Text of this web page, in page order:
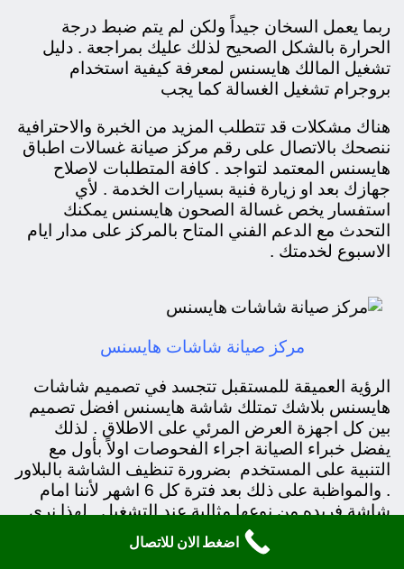
ربما يعمل السخان جيداً ولكن لم يتم ضبط درجة
الحرارة بالشكل الصحيح لذلك عليك بمراجعة . دليل
تشغيل المالك هايسنس لمعرفة كيفية استخدام
بروجرام تشغيل الغسالة كما يجب
هناك مشكلات قد تتطلب المزيد من الخبرة والاحترافية
ننصحك بالاتصال على رقم مركز صيانة غسالات اطباق
هايسنس المعتمد لتواجد . كافة المتطلبات لاصلاح
جهازك بعد او زيارة فنية بسيارات الخدمة . لأي
استفسار يخص غسالة الصحون هايسنس يمكنك
التحدث مع الدعم الفني المتاح بالمركز على مدار ايام
الاسبوع لخدمتك .
مركز صيانة شاشات هايسنس
الرؤية العميقة للمستقبل تتجسد في تصميم شاشات
هايسنس بلاشك تمتلك شاشة هايسنس افضل تصميم
بين كل اجهزة العرض المرئي على الاطلاق . لذلك
يفضل خبراء الصيانة اجراء الفحوصات اولاً بأول مع
التنبية على المستخدم بضرورة تنظيف الشاشة بالبلاور
. والمواظبة على ذلك بعد فترة كل 6 اشهر لأننا امام
شاشة فريده من نوعها مثالية عند التشغيل . لهذا نري
الاهتمام من مركز صيانه شاشات هايسنس على توفير
كل المستلزمات التي تساعد المستهلك لتخطي كل
اضغط الان للاتصال